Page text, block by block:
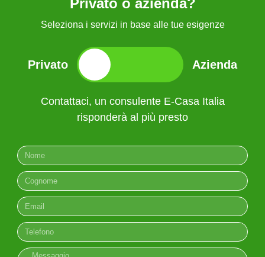
Privato o azienda?
Seleziona i servizi in base alle tue esigenze
Privato Azienda
Contattaci, un consulente E-Casa Italia
risponderà al più presto
Contattaci, un consulente E-Casa Italia
risponderà al più presto